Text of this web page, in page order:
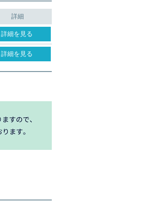
詳細
詳細を見る
詳細を見る